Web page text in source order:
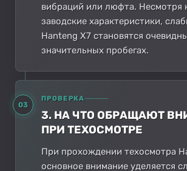
вибраций или люфта. Несмотря
заводские характеристики,
Hanteng X7 становятся
значительных пробегах.
03
ПРОВЕРКА
3. НА ЧТО ОБРАЩАЮТ
ПРИ ТЕХОСМОТРЕ
При прохождении техосмотра
основное внимание уделяется